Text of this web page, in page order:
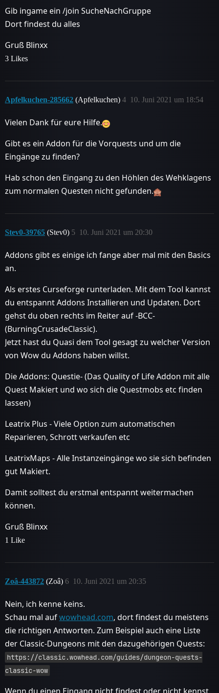
Gib ingame ein /join SucheNachGruppe
Dort findest du alles
Gruß Blinxx
3 Likes
Apfelkuchen-285662 (Apfelkuchen) 10. Juni 2021 um 18:54
4
Vielen Dank für eure Hilfe.
Gibt es ein Addon für die Vorquests und um die
Eingänge zu finden?
Hab schon den Eingang zu den Höhlen des Wehklagens
zum normalen Questen nicht gefunden.
Stev0-39765 (Stev0) 10. Juni 2021 um 20:30
5
Addons gibt es einige ich fange aber mal mit den Basics
an.
Als erstes Curseforge runterladen. Mit dem Tool kannst
du entspannt Addons Installieren und Updaten. Dort
gehst du oben rechts im Reiter auf -BCC-
(BurningCrusadeClassic).
Jetzt hast du Quasi dem Tool gesagt zu welcher Version
von Wow du Addons haben willst.
Die Addons: Questie- (Das Quality of Life Addon mit alle
Quest Makiert und wo sich die Questmobs etc finden
lassen)
Leatrix Plus - Viele Option zum automatischen
Reparieren, Schrott verkaufen etc
LeatrixMaps - Alle Instanzeingänge wo sie sich befinden
gut Makiert.
Damit solltest du erstmal entspannt weitermachen
können.
Gruß Blinxx
1 Like
Zoâ-443872 (Zoâ) 10. Juni 2021 um 20:35
6
Nein, ich kenne keins.
Schau mal aufwowhead.com, dort findest du meistens
die richtigen Antworten. Zum Beispiel auch eine Liste
der Classic-Dungeons mit den dazugehörigen Quests:
https://classic.wowhead.com/guides/dungeon-quests-
classic-wow